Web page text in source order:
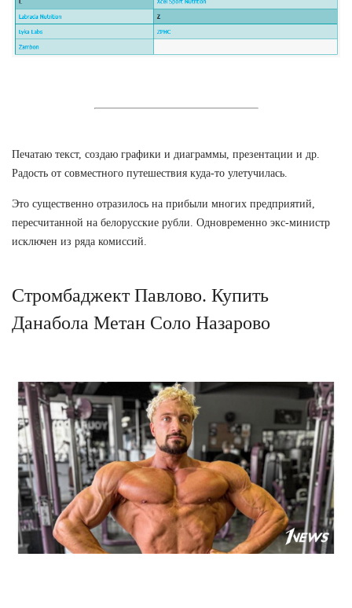
Печатаю текст, создаю графики и диаграммы, презентации и др.
Радость от совместного путешествия куда-то улетучилась.
Это существенно отразилось на прибыли многих предприятий,
пересчитанной на белорусские рубли. Одновременно экс-министр
исключен из ряда комиссий.
Стромбаджект Павлово. Купить
Данабола Метан Соло Назарово